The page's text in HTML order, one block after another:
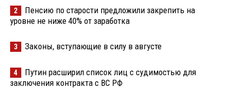
2
Пенсию по старости предложили закрепить на
уровне не ниже 40% от заработка
3 Законы, вступающие в силу в августе
4
Путин расширил список лиц с судимостью для
заключения контракта с ВС РФ